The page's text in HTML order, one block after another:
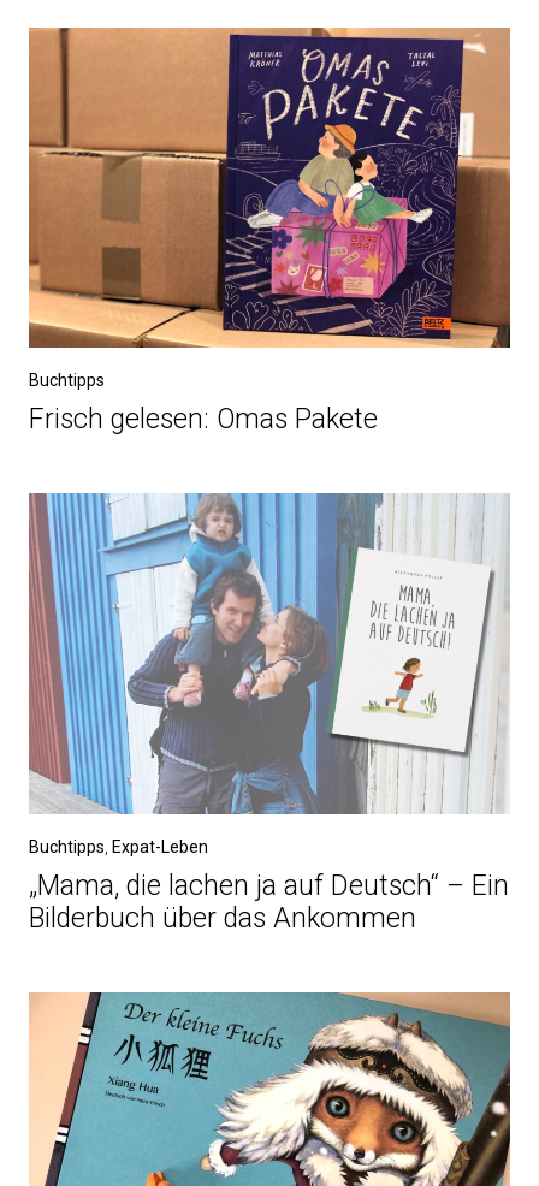
Buchtipps
Frisch gelesen: Omas Pakete
Buchtipps Expat-Leben
„Mama, die lachen ja auf Deutsch“ – Ein
Bilderbuch über das Ankommen